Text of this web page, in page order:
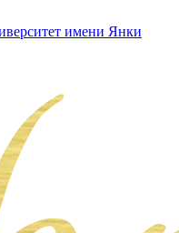
имени Янки